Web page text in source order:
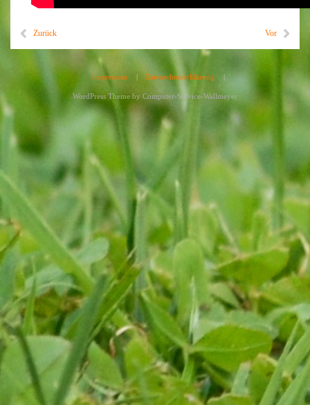
Zurück Vor
Impressum | Datenschutzerklärung |
WordPress Theme by Computer-Service-Wallmeyer